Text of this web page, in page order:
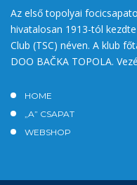
Az első topolyai
hivatalosan 1913-tól
Club (TSC) néven. A klub
DOO BAČKA TOPOLA.
HOME
„A” CSAPAT
WEBSHOP